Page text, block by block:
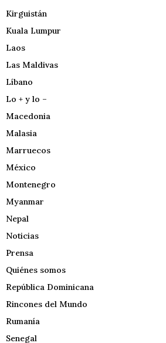
Kirguistán
Kuala Lumpur
Laos
Las Maldivas
Líbano
Lo + y lo –
Macedonia
Malasia
Marruecos
México
Montenegro
Myanmar
Nepal
Noticias
Prensa
Quiénes somos
República Dominicana
Rincones del Mundo
Rumanía
Senegal